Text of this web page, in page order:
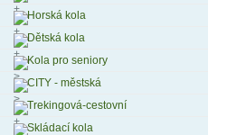
Horská kola
Dětská kola
Kola pro seniory
CITY - městská
Trekingová-cestovní
Skládací kola